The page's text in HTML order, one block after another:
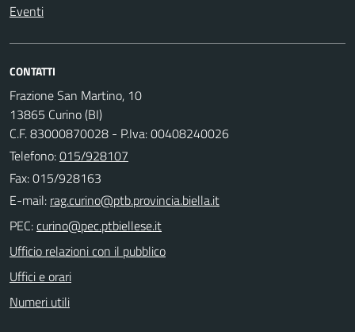
Eventi
CONTATTI
Frazione San Martino, 10
13865 Curino (BI)
C.F. 83000870028 - P.Iva: 00408240026
Telefono:015/928107
Fax: 015/928163
E-mail:
PEC:
Ufficio relazioni con il pubblico
Uffici e orari
Numeri utili